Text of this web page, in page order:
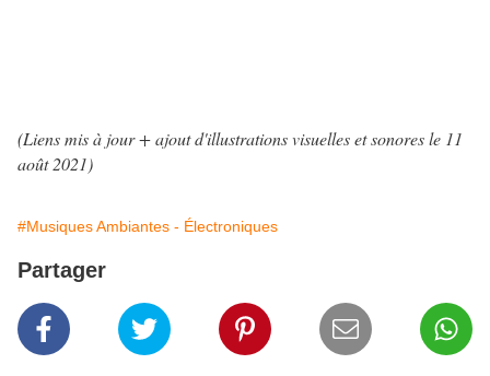
(Liens mis à jour + ajout d'illustrations visuelles et sonores le 11
août 2021)
#Musiques Ambiantes - Électroniques
Partager